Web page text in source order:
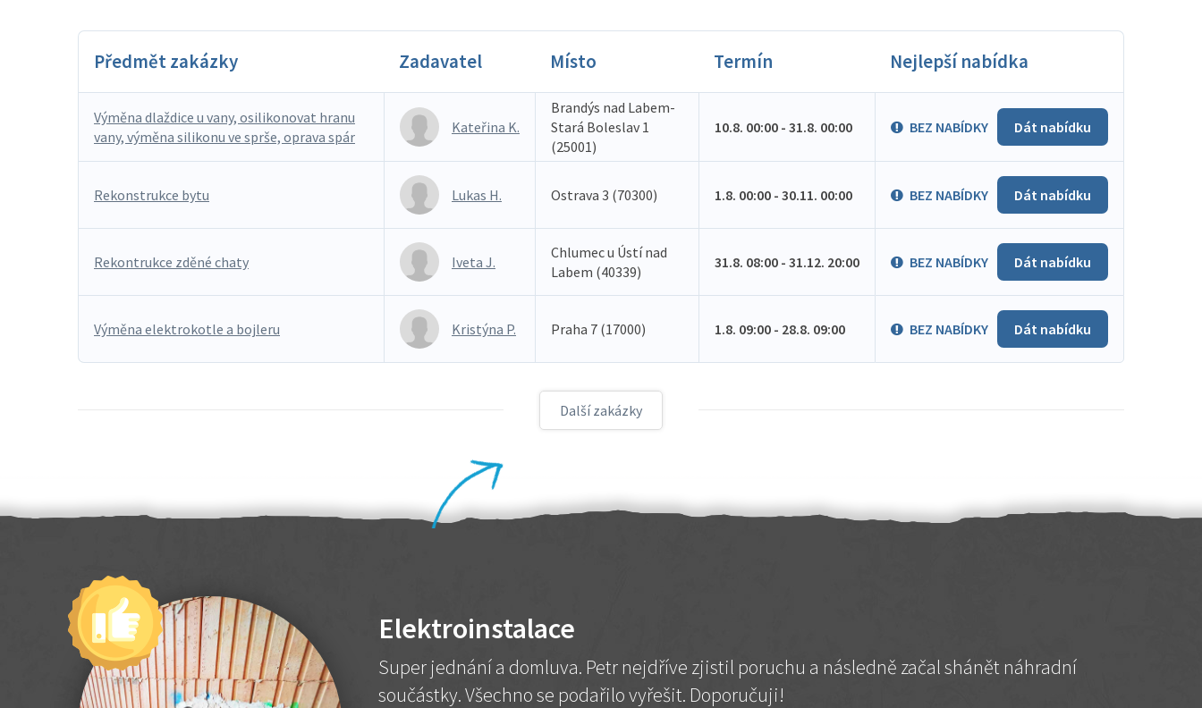
Předmět zakázky Zadavatel Místo Termín Nejlepší nabídka
Výměna dlaždice u vany, osilikonovat hranu
vany, výměna silikonu ve sprše, oprava spár
Kateřina K.
Brandýs nad Labem-
Stará Boleslav 1
(25001)
10.8. 00:00 - 31.8. 00:00 BEZ NABÍDKY Dát nabídku
Rekonstrukce bytu Lukas H. Ostrava 3 (70300) 1.8. 00:00 - 30.11. 00:00 BEZ NABÍDKY Dát nabídku
Rekontrukce zděné chaty Iveta J.
Chlumec u Ústí nad
Labem (40339)
31.8. 08:00 - 31.12. 20:00 BEZ NABÍDKY Dát nabídku
Výměna elektrokotle a bojleru Kristýna P. Praha 7 (17000) 1.8. 09:00 - 28.8. 09:00 BEZ NABÍDKY Dát nabídku
Další zakázky
Elektroinstalace
Super jednání a domluva. Petr nejdříve zjistil poruchu a následně začal shánět náhradní
součástky. Všechno se podařilo vyřešit. Doporučuji!